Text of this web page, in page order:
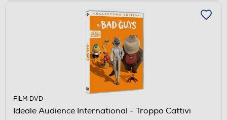
FILM DVD
Ideale Audience International - Troppo Cattivi